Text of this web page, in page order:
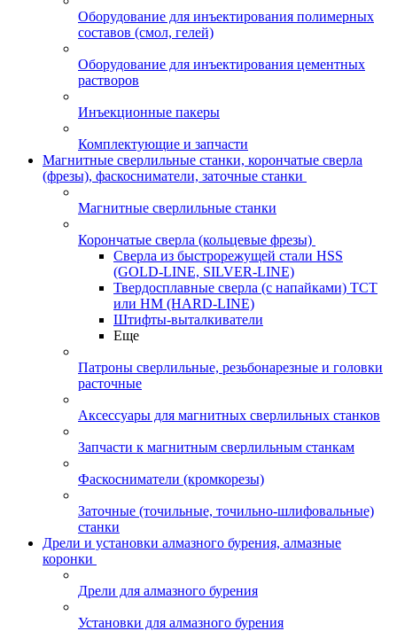
Оборудование для инъектирования полимерных
составов (смол, гелей)
Оборудование для инъектирования цементных
растворов
Инъекционные пакеры
Комплектующие и запчасти
Магнитные сверлильные станки, корончатые сверла
(фрезы), фаскосниматели, заточные станки
Магнитные сверлильные станки
Корончатые сверла (кольцевые фрезы)
Сверла из быстрорежущей стали HSS
(GOLD-LINE, SILVER-LINE)
Твердосплавные сверла (с напайками) ТСТ
или HM (HARD-LINE)
Штифты-выталкиватели
Еще
Патроны сверлильные, резьбонарезные и головки
расточные
Аксессуары для магнитных сверлильных станков
Запчасти к магнитным сверлильным станкам
Фаскосниматели (кромкорезы)
Заточные (точильные, точильно-шлифовальные)
станки
Дрели и установки алмазного бурения, алмазные
коронки
Дрели для алмазного бурения
Установки для алмазного бурения